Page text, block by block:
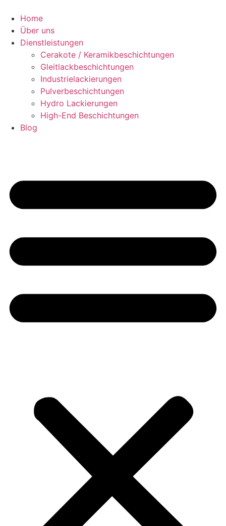
Inhalt
springen
Home
Über uns
Dienstleistungen
Cerakote / Keramikbeschichtungen
Gleitlackbeschichtungen
Industrielackierungen
Pulverbeschichtungen
Hydro Lackierungen
High-End Beschichtungen
Blog